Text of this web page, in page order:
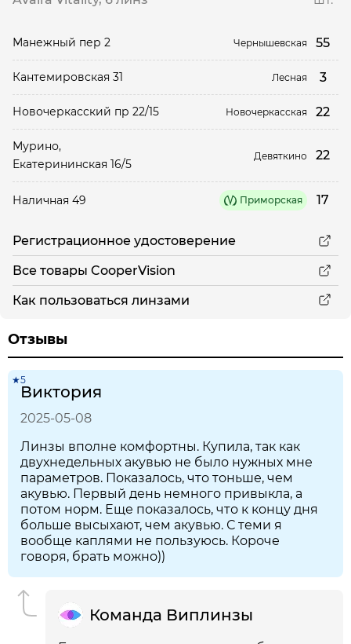
Манежный пер 2 Чернышевская 55
Кантемировская 31 Лесная 3
Новочеркасский пр 22/15 Новочеркасская 22
Мурино,
Екатерининская 16/5
Девяткино 22
Наличная 49 Приморская 17
Регистрационное удостоверение
Все товары CooperVision
Как пользоваться линзами
Отзывы
★5
Виктория
2025-05-08
Линзы вполне комфортны. Купила, так как
двухнедельных акувью не было нужных мне
параметров. Показалось, что тоньше, чем
акувью. Первый день немного привыкла, а
потом норм. Еще показалось, что к концу дня
больше высыхают, чем акувью. С теми я
вообще каплями не пользуюсь. Короче
говоря, брать можно))
Команда Виплинзы